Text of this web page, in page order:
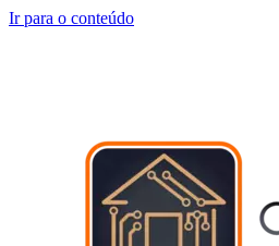
Ir para o conteúdo